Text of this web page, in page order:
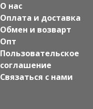
О нас
Оплата и доставка
Обмен и возварт
Опт
Пользовательское
соглашение
Связаться с нами